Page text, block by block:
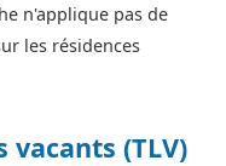
n'applique pas de
les résidences
vacants (TLV)